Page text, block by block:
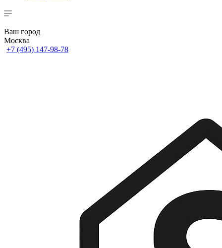
Ваш город
Москва
+7 (495) 147-98-78